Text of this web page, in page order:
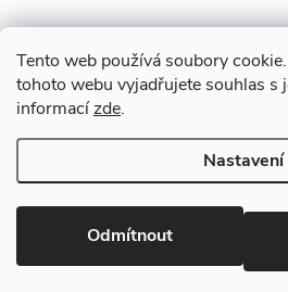
Tento web používá soubory
tohoto webu vyjadřujete souhlas s
informacízde.
Nastavení
Odmítnout
Z
á
p
a
Copyright 2026www.vyrejeme.cz.
nastavení